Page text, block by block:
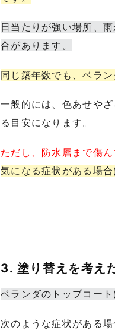
日当たりが強い場所、
合があります。
同じ築年数でも、ベラ
一般的には、色あせや
る目安になります。
ただし、防水層まで傷
気になる症状がある場
3. 塗り替えを考え
ベランダのトップコー
次のような症状がある